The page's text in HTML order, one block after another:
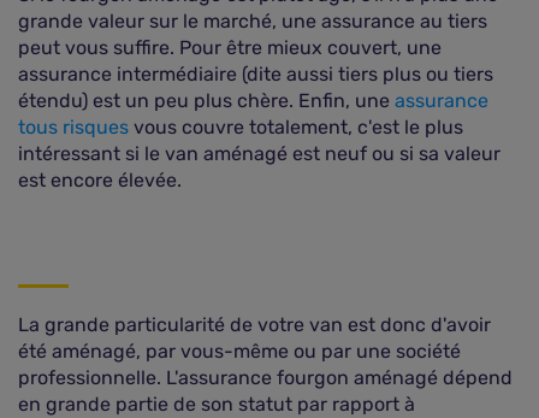
grande valeur sur le marché, une assurance au tiers
peut vous suffire. Pour être mieux couvert, une
assurance intermédiaire (dite aussi tiers plus ou tiers
étendu) est un peu plus chère. Enfin, une assurance
tous risques vous couvre totalement, c'est le plus
intéressant si le van aménagé est neuf ou si sa valeur
est encore élevée.
La grande particularité de votre van est donc d'avoir
été aménagé, par vous-même ou par une société
professionnelle. L'assurance fourgon aménagé dépend
en grande partie de son statut par rapport à